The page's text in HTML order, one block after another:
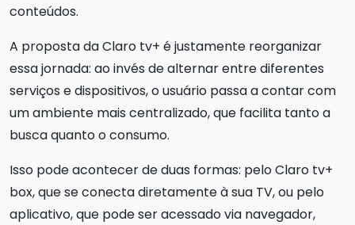
conteúdos.
A proposta da Claro tv+ é justamente reorganizar
essa jornada: ao invés de alternar entre diferentes
serviços e dispositivos, o usuário passa a contar com
um ambiente mais centralizado, que facilita tanto a
busca quanto o consumo.
Isso pode acontecer de duas formas: pelo Claro tv+
box, que se conecta diretamente à sua TV, ou pelo
aplicativo, que pode ser acessado via navegador,